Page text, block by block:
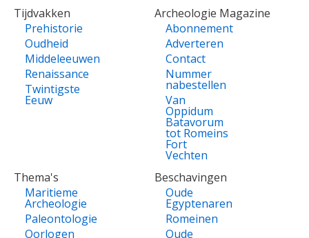
Tijdvakken
Prehistorie
Oudheid
Middeleeuwen
Renaissance
Twintigste
Eeuw
Archeologie Magazine
Abonnement
Adverteren
Contact
Nummer
nabestellen
Van
Oppidum
Batavorum
tot Romeins
Fort
Vechten
Thema's
Maritieme
Archeologie
Paleontologie
Oorlogen
Beschavingen
Oude
Egyptenaren
Romeinen
Oude